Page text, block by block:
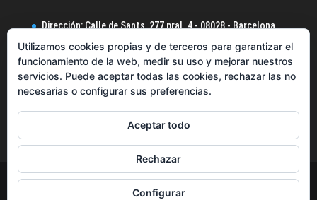
Dirección: Calle de Sants, 277 pral. 4 - 08028 - Barcelona
Tlf.: 932967521
WhatsApp: 640330755
Email:info@cdentalas.com
Utilizamos cookies propias y de terceros para garantizar el
funcionamiento de la web, medir su uso y mejorar nuestros
servicios. Puede aceptar todas las cookies, rechazar las no
necesarias o configurar sus preferencias.
Aceptar todo
Rechazar
Configurar